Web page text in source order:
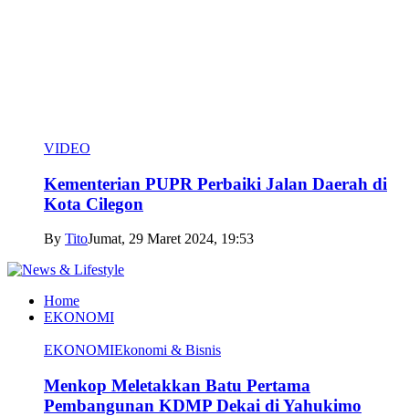
VIDEO
Kementerian PUPR Perbaiki Jalan Daerah di
Kota Cilegon
By TitoJumat, 29 Maret 2024, 19:53
Home
EKONOMI
EKONOMIEkonomi & Bisnis
Menkop Meletakkan Batu Pertama
Pembangunan KDMP Dekai di Yahukimo